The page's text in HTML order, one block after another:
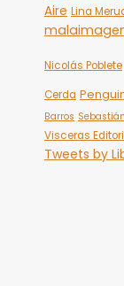
Aire Lina
Nicolás Poblete
Cerda
Barros
Visceras
Tweets by